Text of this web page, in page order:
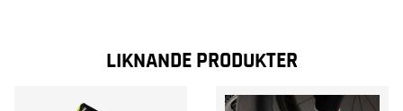
LIKNANDE PRODUKTER